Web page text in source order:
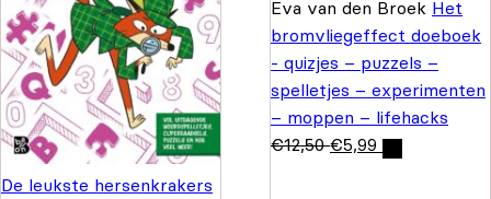
De leukste hersenkrakers
Eva van den Broek Het
bromvliegeffect doeboek
- quizjes – puzzels –
spelletjes – experimenten
– moppen – lifehacks
€12,50 €5,99